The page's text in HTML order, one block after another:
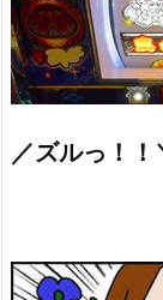
／ズルっ！！